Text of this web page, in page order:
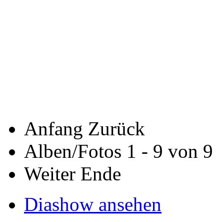
Anfang Zurück
Alben/Fotos 1 - 9 von 9
Weiter Ende
Diashow ansehen